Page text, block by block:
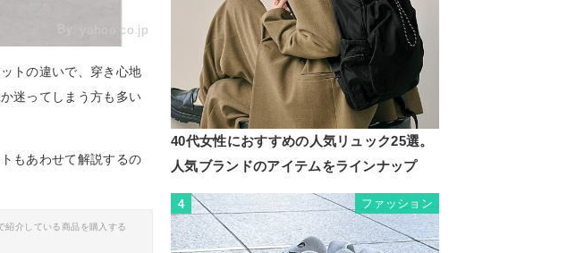
yahoo.co.jp
トの違いで、穿き心地
迷ってしまう方も多い
もあわせて解説するの
介している商品を購入する
40代女性におすすめの人気リュック25選。
人気ブランドのアイテムをラインナップ
4 ファッション